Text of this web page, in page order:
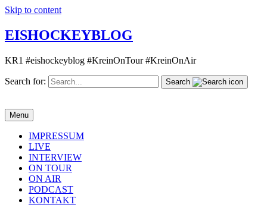
Skip to content
EISHOCKEYBLOG
KR1 #eishockeyblog #KreinOnTour #KreinOnAir
Search for: Search
Menu
IMPRESSUM
LIVE
INTERVIEW
ON TOUR
ON AIR
PODCAST
KONTAKT